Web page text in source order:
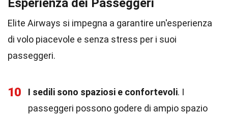
Esperienza dei Passeggeri
Elite Airways si impegna a garantire un'esperienza
di volo piacevole e senza stress per i suoi
passeggeri.
10 I sedili sono spaziosi e confortevoli. I
passeggeri possono godere di ampio spazio